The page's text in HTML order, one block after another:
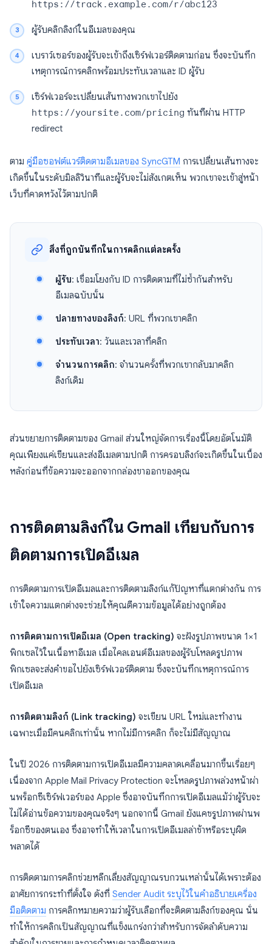
https://track.example.com/r/abc123
ผู้รับคลิกลิงก์ในอีเมลของคุณ
เบราว์เซอร์ของผู้รับจะเข้าถึงเซิร์ฟเวอร์ติดตามก่อน ซึ่งจะบันทึก
เหตุการณ์การคลิกพร้อมประทับเวลาและ ID ผู้รับ
เซิร์ฟเวอร์จะเปลี่ยนเส้นทางพวกเขาไปยัง
https://yoursite.com/pricing ทันทีผ่าน HTTP
redirect
ตาม คู่มือซอฟต์แวร์ติดตามอีเมลของ SyncGTM การเปลี่ยนเส้นทางจะ
เกิดขึ้นในระดับมิลลิวินาทีและผู้รับจะไม่สังเกตเห็น พวกเขาจะเข้าสู่หน้า
เว็บที่คาดหวังไว้ตามปกติ
สิ่งที่ถูกบันทึกในการคลิกแต่ละครั้ง
ผู้รับ: เชื่อมโยงกับ ID การติดตามที่ไม่ซ้ำกันสำหรับ
อีเมลฉบับนั้น
ปลายทางของลิงก์: URL ที่พวกเขาคลิก
ประทับเวลา: วันและเวลาที่คลิก
จำนวนการคลิก: จำนวนครั้งที่พวกเขากลับมาคลิก
ลิงก์เดิม
ส่วนขยายการติดตามของ Gmail ส่วนใหญ่จัดการเรื่องนี้โดยอัตโนมัติ
คุณเพียงแค่เขียนและส่งอีเมลตามปกติ การครอบลิงก์จะเกิดขึ้นในเบื้อง
หลังก่อนที่ข้อความจะออกจากกล่องขาออกของคุณ
การติดตามลิงก์ใน Gmail เทียบกับการ
ติดตามการเปิดอีเมล
การติดตามการเปิดอีเมลและการติดตามลิงก์แก้ปัญหาที่แตกต่างกัน การ
เข้าใจความแตกต่างจะช่วยให้คุณตีความข้อมูลได้อย่างถูกต้อง
การติดตามการเปิดอีเมล (Open tracking) จะฝังรูปภาพขนาด 1×1
พิกเซลไว้ในเนื้อหาอีเมล เมื่อไคลเอนต์อีเมลของผู้รับโหลดรูปภาพ
พิกเซลจะส่งคำขอไปยังเซิร์ฟเวอร์ติดตาม ซึ่งจะบันทึกเหตุการณ์การ
เปิดอีเมล
การติดตามลิงก์ (Link tracking) จะเขียน URL ใหม่และทำงาน
เฉพาะเมื่อมีคนคลิกเท่านั้น หากไม่มีการคลิก ก็จะไม่มีสัญญาณ
ในปี 2026 การติดตามการเปิดอีเมลมีความคลาดเคลื่อนมากขึ้นเรื่อยๆ
เนื่องจาก Apple Mail Privacy Protection จะโหลดรูปภาพล่วงหน้าผ่า
นพร็อกซีเซิร์ฟเวอร์ของ Apple ซึ่งอาจบันทึกการเปิดอีเมลแม้ว่าผู้รับจะ
ไม่ได้อ่านข้อความของคุณจริงๆ นอกจากนี้ Gmail ยังแคชรูปภาพผ่านพ
ร็อกซีของตนเอง ซึ่งอาจทำให้เวลาในการเปิดอีเมลล่าช้าหรือระบุผิด
พลาดได้
การติดตามการคลิกช่วยหลีกเลี่ยงสัญญาณรบกวนเหล่านั้นได้เพราะต้อง
อาศัยการกระทำที่ตั้งใจ ดังที่ Sender Audit ระบุไว้ในคำอธิบายเครื่อง
มือติดตาม การคลิกหมายความว่าผู้รับเลือกที่จะติดตามลิงก์ของคุณ นั่น
ทำให้การคลิกเป็นสัญญาณที่แข็งแกร่งกว่าสำหรับการจัดลำดับความ